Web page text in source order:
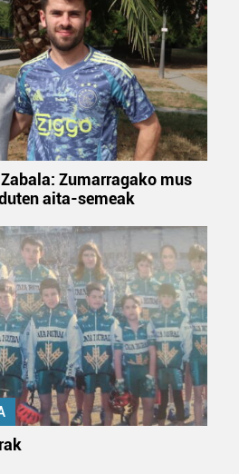
datuak nork eta zertarako
dezakezu.
baimenik eskatzen, eta beren
babesten dira. Ikusi gure
ustez zein helburutarako
horren aurka nola egin
prozesatzeko moduari
eta ezarri zure lehentasunak
unetan alda edo ken dezakezu
adierazpenean.
propioak eta hirugarrenen cookie-
Zure esperientzia eta
cookie teknologiaz
onartuz gero, teknologia hori
ematen diguzu.Gehiago
Zumarragako mus
aita-semeak